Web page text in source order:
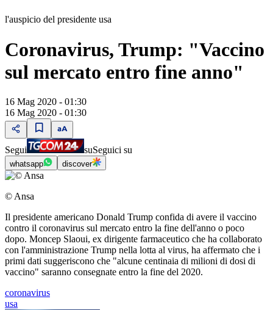
l'auspicio del presidente usa
Coronavirus, Trump: "Vaccino
sul mercato entro fine anno"
16 Mag 2020 - 01:30
16 Mag 2020 - 01:30
Segui suSeguici su
whatsapp discover
© Ansa
Il presidente americano Donald Trump confida di avere il vaccino
contro il coronavirus sul mercato entro la fine dell'anno o poco
dopo. Moncep Slaoui, ex dirigente farmaceutico che ha collaborato
con l'amministrazione Trump nella lotta al virus, ha affermato che i
primi dati suggeriscono che "alcune centinaia di milioni di dosi di
vaccino" saranno consegnate entro la fine del 2020.
coronavirus
usa